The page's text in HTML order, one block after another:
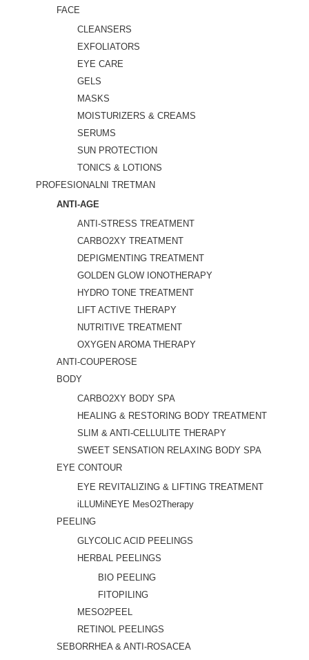
FACE
CLEANSERS
EXFOLIATORS
EYE CARE
GELS
MASKS
MOISTURIZERS & CREAMS
SERUMS
SUN PROTECTION
TONICS & LOTIONS
PROFESIONALNI TRETMAN
ANTI-AGE
ANTI-STRESS TREATMENT
CARBO2XY TREATMENT
DEPIGMENTING TREATMENT
GOLDEN GLOW IONOTHERAPY
HYDRO TONE TREATMENT
LIFT ACTIVE THERAPY
NUTRITIVE TREATMENT
OXYGEN AROMA THERAPY
ANTI-COUPEROSE
BODY
CARBO2XY BODY SPA
HEALING & RESTORING BODY TREATMENT
SLIM & ANTI-CELLULITE THERAPY
SWEET SENSATION RELAXING BODY SPA
EYE CONTOUR
EYE REVITALIZING & LIFTING TREATMENT
iLLUMiNEYE MesO2Therapy
PEELING
GLYCOLIC ACID PEELINGS
HERBAL PEELINGS
BIO PEELING
FITOPILING
MESO2PEEL
RETINOL PEELINGS
SEBORRHEA & ANTI-ROSACEA